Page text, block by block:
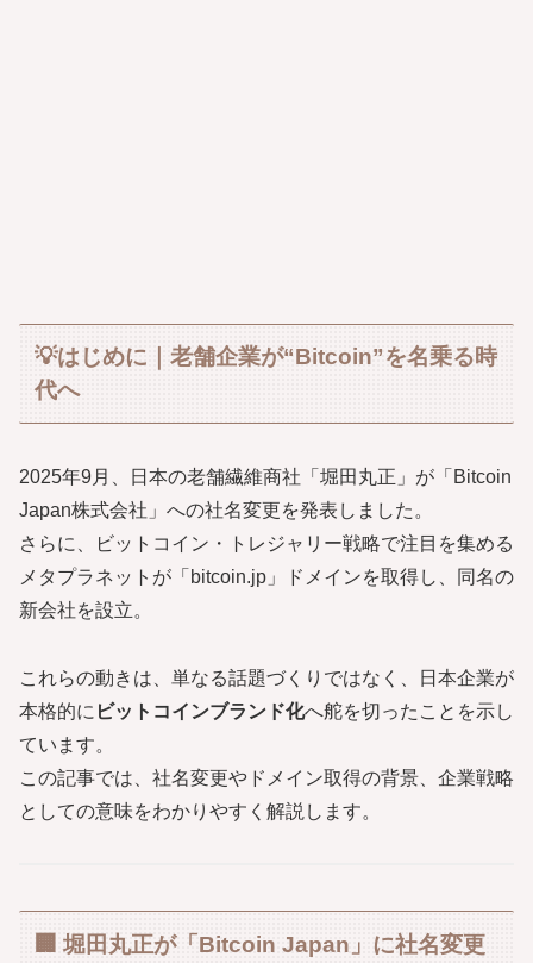
💡はじめに｜老舗企業が“Bitcoin”を名乗る時
代へ
2025年9月、日本の老舗繊維商社「堀田丸正」が「Bitcoin
Japan株式会社」への社名変更を発表しました。
さらに、ビットコイン・トレジャリー戦略で注目を集める
メタプラネットが「bitcoin.jp」ドメインを取得し、同名の
新会社を設立。
これらの動きは、単なる話題づくりではなく、日本企業が
本格的に ビットコインブランド化へ舵を切ったことを示し
ています。
この記事では、社名変更やドメイン取得の背景、企業戦略
としての意味をわかりやすく解説します。
🏢 堀田丸正が「Bitcoin Japan」に社名変更